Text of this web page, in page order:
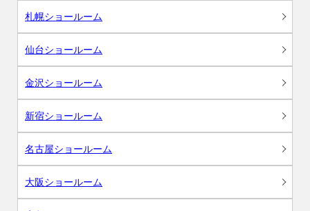
札幌ショールーム
仙台ショールーム
金沢ショールーム
新宿ショールーム
名古屋ショールーム
大阪ショールーム